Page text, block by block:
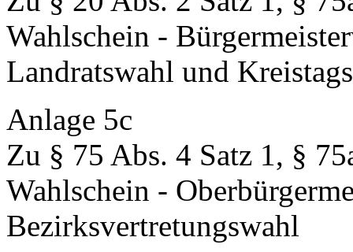
Wahlschein -
Landratswahl und
Anlage 5c
Zu § 75 Abs. 4 Satz 1, §
Wahlschein -
Bezirksvertretungswahl